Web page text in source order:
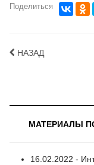
Поделиться
НАЗАД
МАТЕРИАЛЫ
16.02.2022 -